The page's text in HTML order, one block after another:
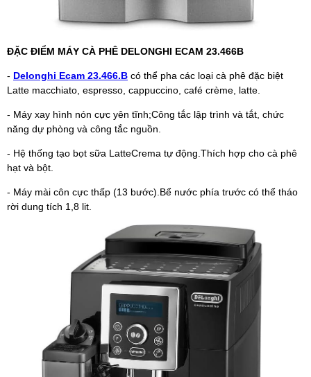
ĐẶC ĐIỂM MÁY CÀ PHÊ DELONGHI ECAM 23.466B
- Delonghi Ecam 23.466.B có thể pha các loại cà phê đặc biệt
Latte macchiato, espresso, cappuccino, café crème, latte.
- Máy xay hình nón cực yên tĩnh;Công tắc lập trình và tắt, chức
năng dự phòng và công tắc nguồn.
- Hệ thống tạo bọt sữa LatteCrema tự động.Thích hợp cho cà phê
hạt và bột.
- Máy mài côn cực thấp (13 bước).Bể nước phía trước có thể tháo
rời dung tích 1,8 lit.